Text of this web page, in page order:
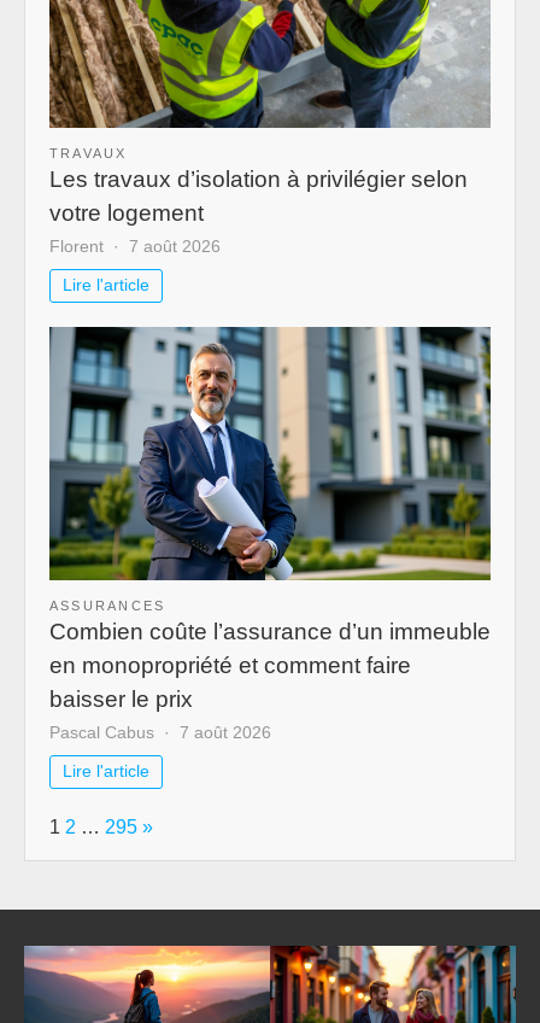
TRAVAUX
Les travaux d’isolation à privilégier selon
votre logement
Florent 7 août 2026
Lire l'article
ASSURANCES
Combien coûte l’assurance d’un immeuble
en monopropriété et comment faire
baisser le prix
Pascal Cabus 7 août 2026
Lire l'article
Page:
1 2 … 295 Next
»